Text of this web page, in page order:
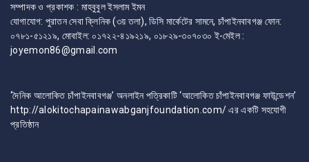
সম্পাদক ও প্রকাশক : মাহবুবুল ইসলাম ইমন
যোগাযোগ: পুরাতন সেবা ক্লিনিক (৩য় তলা), ডিসি মার্কেটের সামনে, চাঁপাইনবাবগঞ্জ ফোন:
০৭৮১-৫১২১৯, মোবাইল: ০১৭২২-৪১৯২১৯, ০১৮২৯-৩০৭০৩০ ই-মেইল :
joyemon86@gmail.com
‘দৈনিক আলোকিত চাঁপাইনবাবগঞ্জ’ অনলাইন পত্রিকাটি ‘আলোকিত চাঁপাইনবাবগঞ্জ ফাউন্ডেশন’
http://alokitochapainawabganjfoundation.com/ এর একটি সহযোগী
প্রতিষ্ঠান